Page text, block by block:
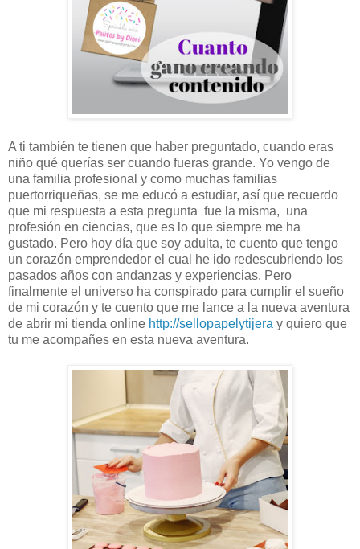
A ti también te tienen que haber preguntado, cuando eras
niño qué querías ser cuando fueras grande. Yo vengo de
una familia profesional y como muchas familias
puertorriqueñas, se me educó a estudiar, así que recuerdo
que mi respuesta a esta pregunta fue la misma, una
profesión en ciencias, que es lo que siempre me ha
gustado. Pero hoy día que soy adulta, te cuento que tengo
un corazón emprendedor el cual he ido redescubriendo los
pasados años con andanzas y experiencias. Pero
finalmente el universo ha conspirado para cumplir el sueño
de mi corazón y te cuento que me lance a la nueva aventura
de abrir mi tienda online http://sellopapelytijera y quiero que
tu me acompañes en esta nueva aventura.